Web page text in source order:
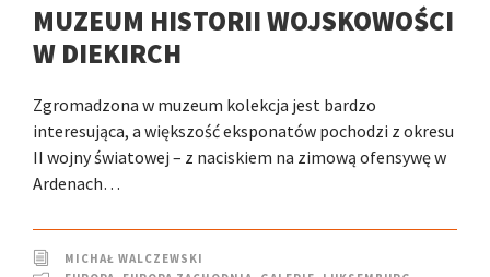
MUZEUM HISTORII WOJSKOWOŚCI
W DIEKIRCH
Zgromadzona w muzeum kolekcja jest bardzo
interesująca, a większość eksponatów pochodzi z okresu
II wojny światowej – z naciskiem na zimową ofensywę w
Ardenach…
MICHAŁ WALCZEWSKI